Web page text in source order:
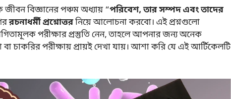
বিজ্ঞানের পঞ্চম অধ্যায় “পরিবেশ, তার সম্পদ এবং তাদের
রচনাধর্মী প্রশ্নোত্তরনিয়ে আলোচনা করবো। এই প্রশ্নগুলো
পরীক্ষার প্রস্তুতি নেন, তাহলে আপনার জন্য অনেক
বা চাকরির পরীক্ষায় প্রায়ই দেখা যায়। আশা করি যে এই আর্টিকেলটি